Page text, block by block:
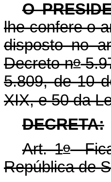
O
lhe confere o
disposto no
Decreto no
5.809, de 10
XIX, e 50 da
DECRETA:
Art. 1oFica
República de